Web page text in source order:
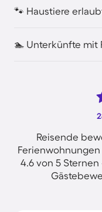
🐾 Haustiere
🏊 Unterkünfte mit
Reisende
4.6 von 5